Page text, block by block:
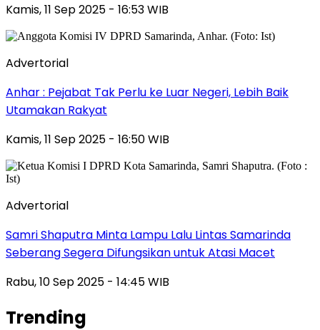
Kamis, 11 Sep 2025 - 16:53 WIB
Advertorial
Anhar : Pejabat Tak Perlu ke Luar Negeri, Lebih Baik
Utamakan Rakyat
Kamis, 11 Sep 2025 - 16:50 WIB
Advertorial
Samri Shaputra Minta Lampu Lalu Lintas Samarinda
Seberang Segera Difungsikan untuk Atasi Macet
Rabu, 10 Sep 2025 - 14:45 WIB
Trending